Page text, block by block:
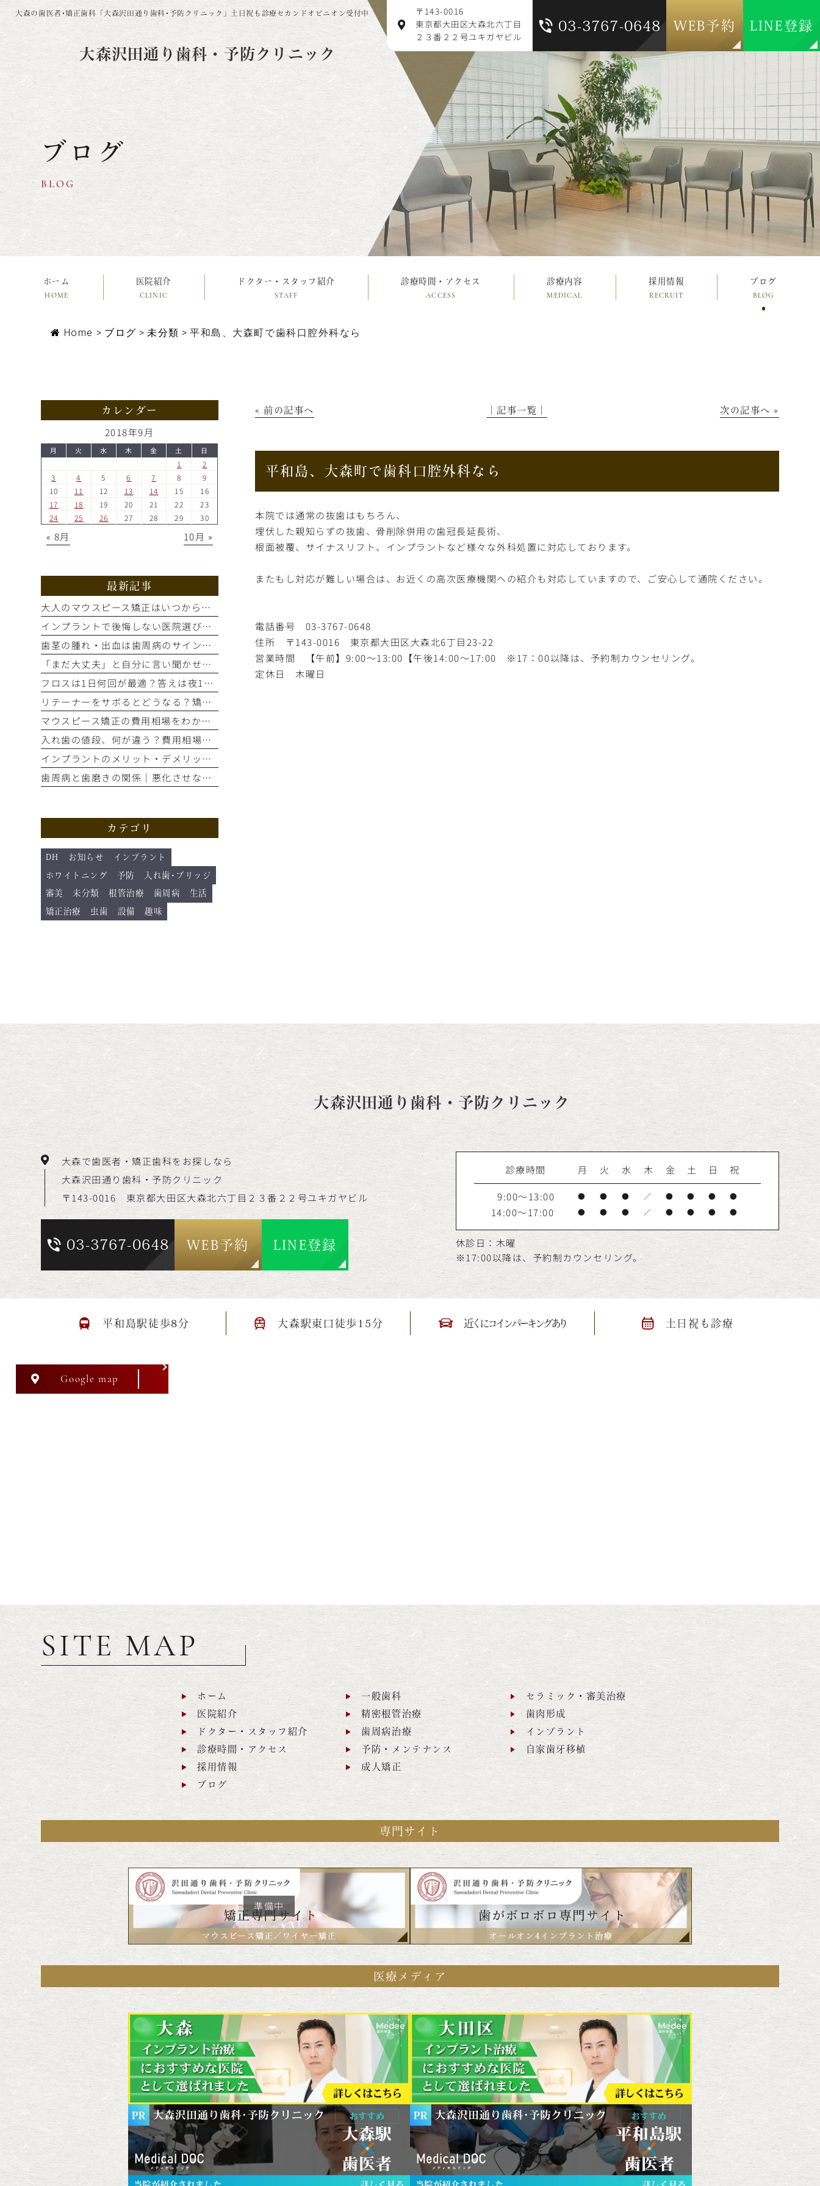
大森の歯医者･矯正歯科「大森沢田通り歯科･予防クリニック」 土日祝も診療セカンドオピニオン受付中
大森沢田通り歯科・予防クリニック
〒143-0016
東京都大田区大森北六丁目
２３番２２号ユキガヤビル
03-3767-0648 WEB予約 LINE登録
ブログ
BLOG
ホーム
HOME
医院紹介
CLINIC
ドクター・スタッフ紹介
STAFF
診療時間・アクセス
ACCESS
診療内容
MEDICAL
採用情報
RECRUIT
ブログ
BLOG
Home > ブログ > 未分類 > 平和島、大森町で歯科口腔外科なら
« 前の記事へ │記事一覧│ 次の記事へ »
平和島、大森町で歯科口腔外科なら
本院では通常の抜歯はもちろん、
埋伏した親知らずの抜歯、骨削除併用の歯冠長延長術、
根面被覆、サイナスリフト、インプラントなど様々な外科処置に対応しております。
またもし対応が難しい場合は、お近くの高次医療機関への紹介も対応していますので、ご安心して通院ください。
電話番号 03-3767-0648
住所 〒143-0016 東京都大田区大森北6丁目23-22
営業時間 【午前】9:00〜13:00【午後14:00〜17:00 ※17：00以降は、予約制カウンセリング。
定休日 木曜日
カレンダー
2018年9月
月 火 水 木 金 土 日
1
2
3
4 5 6 7 8
9
10
11 12 13 14 15
16
17
18 19 20 21 22
23
24
25 26 27 28 29 30
« 8月 10月 »
最新記事
大人のマウスピース矯正はいつから？適応歯並びと治療の流れを解説
インプラントで後悔しない医院選び｜手術前の精密検査が重要な理由
歯茎の腫れ・出血は歯周病のサイン？進行度別の症状と治療法を解説
「まだ大丈夫」と自分に言い聞かせてない？歯のSOSサイン5選
フロスは1日何回が最適？答えは夜1回。正しいやり方とタイミング
リテーナーをサボるとどうなる？矯正後の後戻りを防ぐ装着期間の話
マウスピース矯正の費用相場をわかりやすく解説！総額はいくら？
入れ歯の値段、何が違う？費用相場と見た目・噛み心地の比較ポイント
インプラントのメリット・デメリット｜もう笑顔をためらわない選択とは
歯周病と歯磨きの関係｜悪化させないために今すぐ自分でできること
カテゴリ
DH お知らせ インプラント
ホワイトニング 予防 入れ歯･ブリッジ
審美 未分類 根管治療 歯周病 生活
矯正治療 虫歯 設備 趣味
大森沢田通り歯科・予防クリニック
大森で歯医者・矯正歯科をお探しなら
大森沢田通り歯科・予防クリニック
〒143-0016 東京都大田区大森北六丁目 ２３番２２号ユキガヤビル
03-3767-0648 WEB予約 LINE登録
診療時間 月 火 水 木 金 土 日
祝
9:00～13:00
● ● ● ／ ● ● ● ●
14:00～17:00 ● ● ● ／ ● ● ● ●
休診日：木曜
※17:00以降は、予約制カウンセリング。
平和島駅徒歩8分 大森駅東口徒歩15分 近くにコインパーキングあり 土日祝も診療
Google map
SITE MAP
ホーム
医院紹介
ドクター・スタッフ紹介
診療時間・アクセス
採用情報
ブログ
一般歯科
精密根管治療
歯周病治療
予防・メンテナンス
成人矯正
セラミック・審美治療
歯肉形成
インプラント
自家歯牙移植
専門サイト
医療メディア